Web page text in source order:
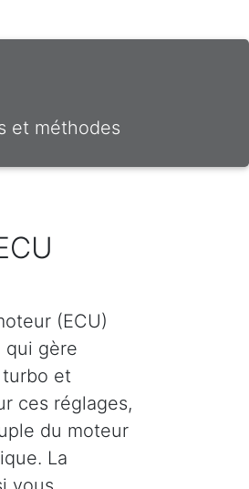
et méthodes
(ECU)
qui gère
turbo et
ces réglages,
du moteur
La